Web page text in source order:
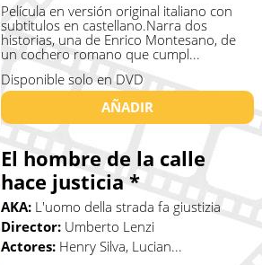
Película en versión original italiano con
subtitulos en castellano.Narra dos
historias, una de Enrico Montesano, de
un cochero romano que cumpl...
Disponible solo en DVD
AÑADIR
El hombre de la calle
hace justicia *
AKA: L'uomo della strada fa giustizia
Director: Umberto Lenzi
Actores: Henry Silva, Lucian...